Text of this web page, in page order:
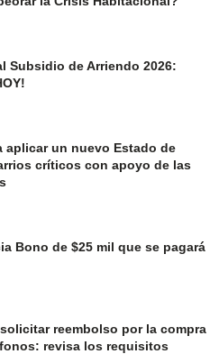
Subsidio de Arriendo 2026:
aplicar un nuevo Estado de
críticos con apoyo de las
Bono de $25 mil que se pagará
reembolso por la compra
revisa los requisitos